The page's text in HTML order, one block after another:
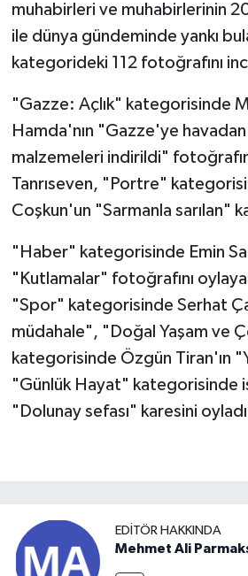
muhabirleri ve muhabirlerinin
ile dünya gündeminde yankı
kategorideki 112 fotoğrafını
"Gazze: Açlık" kategorisinde
Hamda'nın "Gazze'ye havadan
malzemeleri indirildi"
Tanrıseven, "Portre"
Coşkun'un "Sarmanla sarılan"
"Haber" kategorisinde Emin
"Kutlamalar" fotoğrafını
"Spor" kategorisinde Serhat
müdahale", "Doğal Yaşam ve
kategorisinde Özgün Tiran'ın
"Günlük Hayat" kategorisinde
"Dolunay sefası" karesini
EDITÖR HAKKINDA
Mehmet Ali